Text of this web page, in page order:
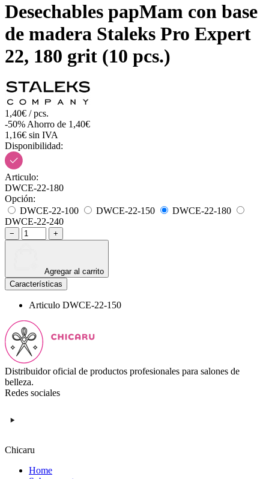
Desechables papMam con base
de madera Staleks Pro Expert
22, 180 grit (10 pcs.)
1,40€ / pcs.
-50% Ahorro de 1,40€
1,16€ sin IVA
Disponibilidad:
Articulo:
DWCE-22-180
Opción:
DWCE-22-100
DWCE-22-150
DWCE-22-180
DWCE-22-240
− +
Agregar al carrito
Características
Articulo DWCE-22-150
Distribuidor oficial de productos profesionales para salones de
belleza.
Redes sociales
Chicaru
Home